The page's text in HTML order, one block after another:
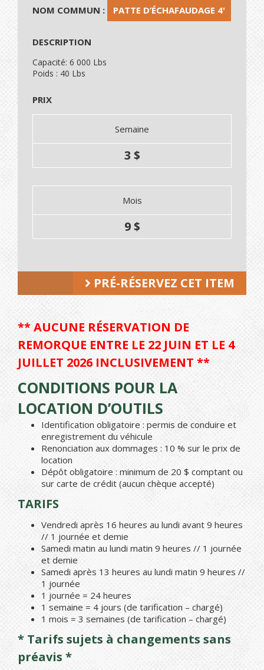
NOM COMMUN : PATTE D’ÉCHAFAUDAGE 4'
DESCRIPTION
Capacité: 6 000 Lbs
Poids : 40 Lbs
PRIX
Semaine
3 $
Mois
9 $
PRÉ-RÉSERVEZ CET ITEM
** AUCUNE RÉSERVATION DE
REMORQUE ENTRE LE 22 JUIN ET LE 4
JUILLET 2026 INCLUSIVEMENT **
CONDITIONS POUR LA
LOCATION D’OUTILS
Identification obligatoire : permis de conduire et
enregistrement du véhicule
Renonciation aux dommages : 10 % sur le prix de
location
Dépôt obligatoire : minimum de 20 $ comptant ou
sur carte de crédit (aucun chèque accepté)
TARIFS
Vendredi après 16 heures au lundi avant 9 heures
// 1 journée et demie
Samedi matin au lundi matin 9 heures // 1 journée
et demie
Samedi après 13 heures au lundi matin 9 heures //
1 journée
1 journée = 24 heures
1 semaine = 4 jours (de tarification – chargé)
1 mois = 3 semaines (de tarification – chargé)
* Tarifs sujets à changements sans
préavis *